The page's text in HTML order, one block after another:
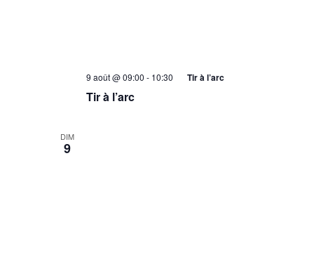
Tir à l’arc
9 août @ 09:00 - 10:30 Tir à l’arc
DIM
9